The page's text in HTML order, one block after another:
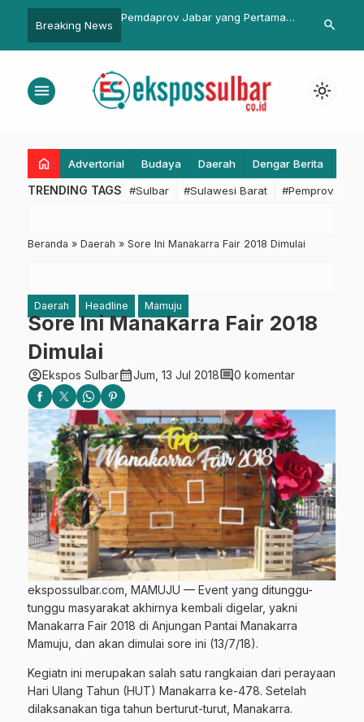
Breaking News
Permanenkan
Dinamis ASN
output dan outcome
Pelantikan Mabida dan Kwarda
Bersinergi dan Dukung Gerakan
Alokasi
Formasi 10-
search
menu light_mode
home Advertorial Budaya Daerah Dengar Berita
TRENDING TAGS #Sulbar #Sulawesi Barat #Pemprov
Beranda » Daerah » Sore Ini Manakarra Fair 2018 Dimulai
Daerah Headline Mamuju
Sore Ini Manakarra Fair 2018
Dimulai
account_circleEkspos Sulbarcalendar_monthJum, 13 Jul 2018comment0 komentar
ekspossulbar.com, MAMUJU — Event yang ditunggu-
tunggu masyarakat akhirnya kembali digelar, yakni
Manakarra Fair 2018 di Anjungan Pantai Manakarra
Mamuju, dan akan dimulai sore ini (13/7/18).
Kegiatn ini merupakan salah satu rangkaian dari perayaan
Hari Ulang Tahun (HUT) Manakarra ke-478. Setelah
dilaksanakan tiga tahun berturut-turut, Manakarra.